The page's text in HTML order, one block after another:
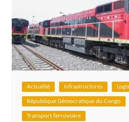
Actualité Infrastructures
République Démocratique du Congo
Transport ferroviaire